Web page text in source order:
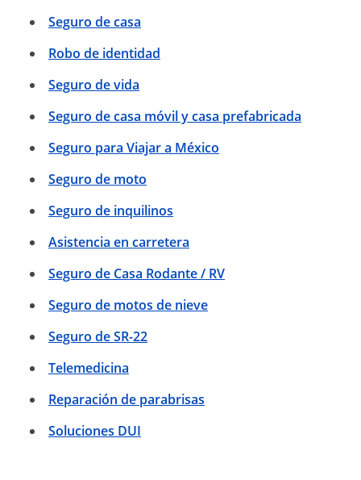
Seguro de casa
Robo de identidad
Seguro de vida
Seguro de casa móvil y casa prefabricada
Seguro para Viajar a México
Seguro de moto
Seguro de inquilinos
Asistencia en carretera
Seguro de Casa Rodante / RV
Seguro de motos de nieve
Seguro de SR-22
Telemedicina
Reparación de parabrisas
Soluciones DUI